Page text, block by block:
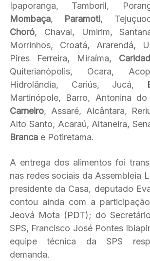
Ipaporanga, Tamboril,
Mombaça, Paramoti,
Choró, Chaval, Umirim,
Morrinhos, Croatá, Ararendá,
Pires Ferreira, Miraíma,
Quiterianópolis, Ocara,
Hidrolândia, Cariús, Jucá,
Martinópole, Barro, Antonina
Carneiro, Assaré, Alcântara,
Alto Santo, Acaraú, Altaneira,
Branca e Potiretama.
A entrega dos alimentos foi
nas redes sociais da Assembleia
presidente da Casa, deputado
contou ainda com a
Jeová Mota (PDT); do
SPS, Francisco José Pontes
equipe técnica da SPS
demanda.